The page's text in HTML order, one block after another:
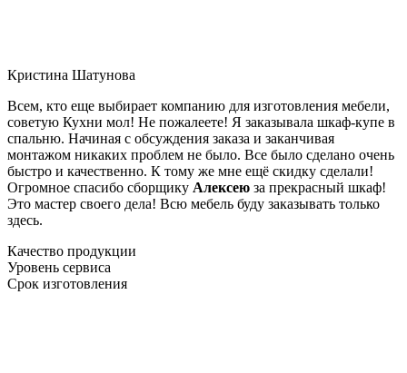
Кристина Шатунова
Всем, кто еще выбирает компанию для изготовления мебели,
советую Кухни мол! Не пожалеете! Я заказывала шкаф-купе в
спальню. Начиная с обсуждения заказа и заканчивая
монтажом никаких проблем не было. Все было сделано очень
быстро и качественно. К тому же мне ещё скидку сделали!
Огромное спасибо сборщику Алексею за прекрасный шкаф!
Это мастер своего дела! Всю мебель буду заказывать только
здесь.
Качество продукции
Уровень сервиса
Срок изготовления